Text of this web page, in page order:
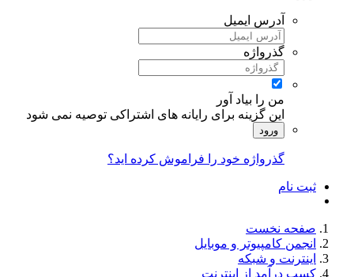
آدرس ایمیل
گذرواژه
من را بیاد آور
این گزینه برای رایانه های اشتراکی توصیه نمی شود
ورود
گذرواژه خود را فراموش کرده اید؟
ثبت نام
صفحه نخست
انجمن کامپیوتر و موبایل
اینترنت و شبکه
کسب درآمد از اینترنت